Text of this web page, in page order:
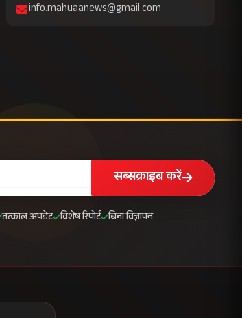
info.mahuaanews@gmail.com
सब्सक्राइब करें
तत्काल अपडेट विशेष रिपोर्ट बिना विज्ञापन